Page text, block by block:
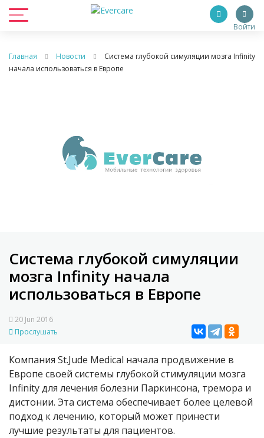
Войти
Главная Новости
Система глубокой симуляции мозга Infinity
начала использоваться в Европе
Система глубокой симуляции
мозга Infinity начала
использоваться в Европе
20 Jun 2016
Прослушать
Компания St.Jude Medical начала продвижение в
Европе своей системы глубокой стимуляции мозга
Infinity для лечения болезни Паркинсона, тремора и
дистонии. Эта система обеспечивает более целевой
подход к лечению, который может принести
лучшие результаты для пациентов.